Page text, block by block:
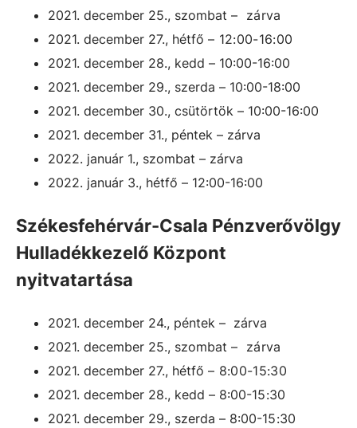
2021. december 25., szombat – zárva
2021. december 27., hétfő – 12:00-16:00
2021. december 28., kedd – 10:00-16:00
2021. december 29., szerda – 10:00-18:00
2021. december 30., csütörtök – 10:00-16:00
2021. december 31., péntek – zárva
2022. január 1., szombat – zárva
2022. január 3., hétfő – 12:00-16:00
Székesfehérvár-Csala Pénzverővölgy
Hulladékkezelő Központ
nyitvatartása
2021. december 24., péntek – zárva
2021. december 25., szombat – zárva
2021. december 27., hétfő – 8:00-15:30
2021. december 28., kedd – 8:00-15:30
2021. december 29., szerda – 8:00-15:30